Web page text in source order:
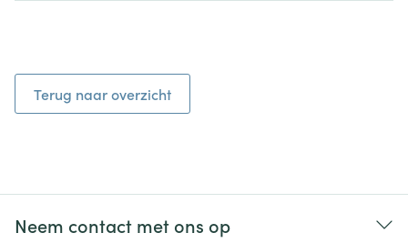
Terug naar overzicht
Neem contact met ons op